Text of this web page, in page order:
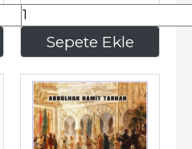
Sepete Ekle
135,00